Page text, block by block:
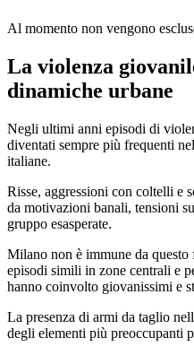
Al momento non vengono
La violenza
dinamiche urbane
Negli ultimi anni episodi di
diventati sempre più frequenti
italiane.
Risse, aggressioni con coltelli e
da motivazioni banali, tensioni
gruppo esasperate.
Milano non è immune da
episodi simili in zone centrali e
hanno coinvolto giovanissimi e
La presenza di armi da taglio
degli elementi più preoccupanti